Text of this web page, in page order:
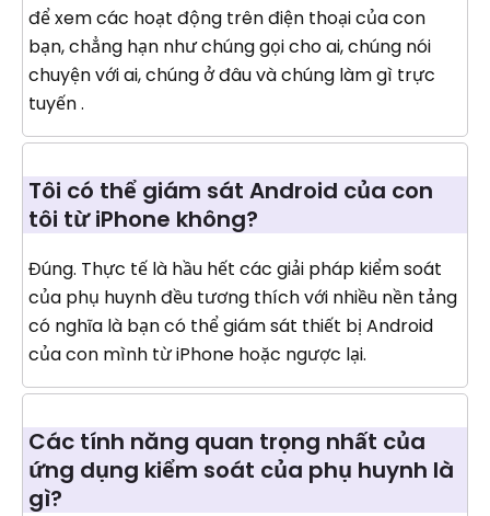
để xem các hoạt động trên điện thoại của con
bạn, chẳng hạn như chúng gọi cho ai, chúng nói
chuyện với ai, chúng ở đâu và chúng làm gì trực
tuyến .
Tôi có thể giám sát Android của con
tôi từ iPhone không?
Đúng. Thực tế là hầu hết các giải pháp kiểm soát
của phụ huynh đều tương thích với nhiều nền tảng
có nghĩa là bạn có thể giám sát thiết bị Android
của con mình từ iPhone hoặc ngược lại.
Các tính năng quan trọng nhất của
ứng dụng kiểm soát của phụ huynh là
gì?